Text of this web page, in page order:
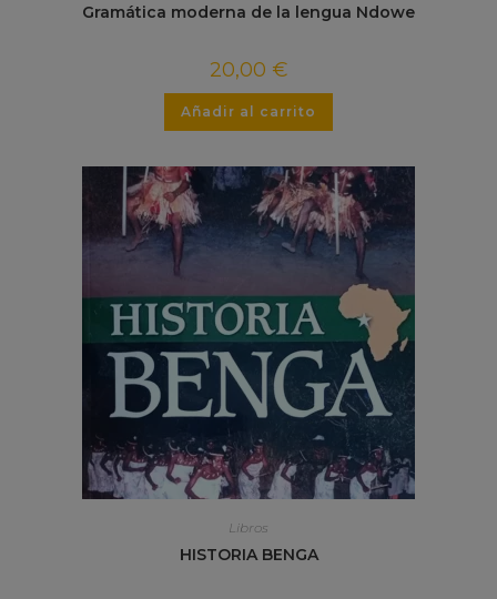
Gramática moderna de la lengua Ndowe
20,00 €
Añadir al carrito
Libros
HISTORIA BENGA